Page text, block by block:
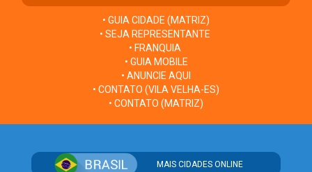
• GUIA CIDADE (MATRIZ)
• SEJA REPRESENTANTE
• FRANQUIA
• GUIA MOBILE
• ANUNCIE AQUI
• CONTATO (VILA VELHA-ES)
• CONTATO (MATRIZ)
MAIS CIDADES ONLINE